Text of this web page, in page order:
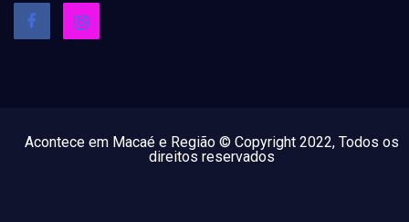
Acontece em Macaé e Região © Copyright 2022, Todos os
direitos reservados